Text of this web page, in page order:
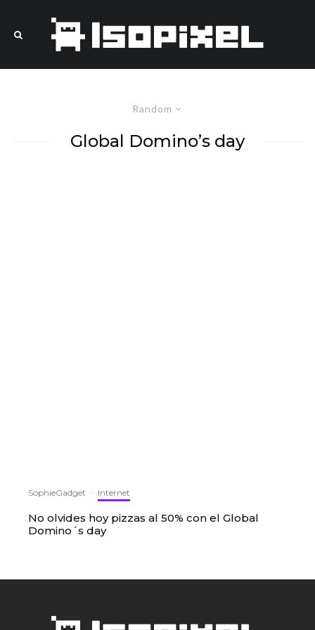
Random
Global Domino’s day
SophieGadget · Internet
No olvides hoy pizzas al 50% con el Global
Domino´s day